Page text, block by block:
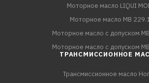
Моторное масло LIQUI
Моторное масло MB
Моторное масло с допуском
Моторное масло с допуском
ТРАНСМИССИОННОЕ
Трансмиссионное масло